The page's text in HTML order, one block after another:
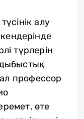
алу
түрлерін
профессор
өте